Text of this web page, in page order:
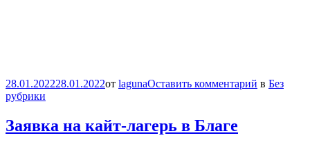
28.01.202228.01.2022от lagunaОставить комментарий в Без
рубрики
Заявка на кайт-лагерь в Благе